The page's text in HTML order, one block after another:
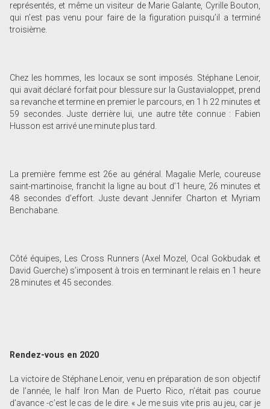
représentés, et même un visiteur de Marie Galante, Cyrille Bouton,
qui n’est pas venu pour faire de la figuration puisqu’il a terminé
troisième.
Chez les hommes, les locaux se sont imposés. Stéphane Lenoir,
qui avait déclaré forfait pour blessure sur la Gustavialoppet, prend
sa revanche et termine en premier le parcours, en 1 h 22 minutes et
59 secondes. Juste derrière lui, une autre tête connue : Fabien
Husson est arrivé une minute plus tard.
La première femme est 26e au général. Magalie Merle, coureuse
saint-martinoise, franchit la ligne au bout d’1 heure, 26 minutes et
48 secondes d’effort. Juste devant Jennifer Charton et Myriam
Benchabane.
Côté équipes, Les Cross Runners (Axel Mozel, Ocal Gokbudak et
David Guerche) s’imposent à trois en terminant le relais en 1 heure
28 minutes et 45 secondes.
Rendez-vous en 2020
La victoire de Stéphane Lenoir, venu en préparation de son objectif
de l’année, le half Iron Man de Puerto Rico, n’était pas courue
d’avance -c’est le cas de le dire. « Je me suis vite pris au jeu, car je